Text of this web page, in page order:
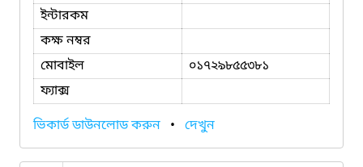
ইন্টারকম
কক্ষ নম্বর
মোবাইল
০১৭২৯৮৫৫৩৮১
ফ্যাক্স
ভিকার্ড ডাউনলোড করুন • দেখুন